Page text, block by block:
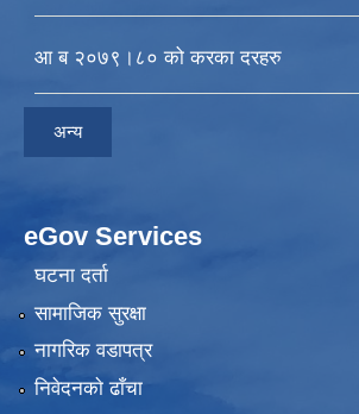
आ ब २०७९।८० को करका दरहरु
अन्य
eGov Services
घटना दर्ता
सामाजिक सुरक्षा
नागरिक वडापत्र
निवेदनकाे ढाँचा